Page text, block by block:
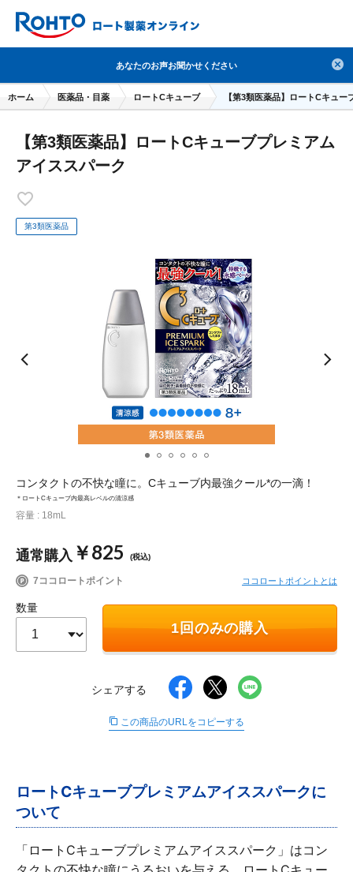
人気のキーワードで検索
目薬 ロートV5 日焼け止め 熱中症対策
デオコ セラミド オバジ ダーマセプトRX
アゼライン酸 ハイドロキノン
冬虫夏草
メラノCC
ブランドから探す 使用用途から探す
成分から探す 注目の商品 を見る
ポイント交換品 を見る お問い合わせ
検索
ログイン / 新規会員登録
商品を探す
サプリメント・食品
美容・スキンケア
医薬品・目薬
お得にお買い物
ポイントを貯める
ジャーナル (美容情報・健康情報・読み物)
ご案内
個人情報の取り扱い
医薬品の販売に関する表示
サイトマップ
あなたのお声お聞かせください
ホーム 医薬品・目薬 ロートCキューブ 【第3類医薬品】ロートCキュ
【第3類医薬品】ロートCキューブプレミアム
アイススパーク
第3類医薬品
コンタクトの不快な瞳に。Cキューブ内最強クール*の一滴！
＊ロートCキューブ内最高レベルの清涼感
容量 : 18mL
通常購入 ￥825 (税込)
7ココロートポイント ココロートポイントとは
数量
1回のみの購入
シェアする
この商品のURLをコピーする
ロートCキューブプレミアムアイススパークに
ついて
「ロートCキューブプレミアムアイススパーク」はコン